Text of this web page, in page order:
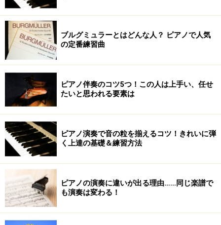
ブルグミュラーとはどんな人？ ピアノで人気
の定番練習曲
ピアノ伴奏のコツ5つ！この人は上手い、任せ
たいと思われる要素は
ピアノ演奏で音の粒を揃えるコツ！きれいに弾
く上達の基礎＆練習方法
ピアノの演奏に違いが出る理由……同じ楽譜で
も演奏は変わる！